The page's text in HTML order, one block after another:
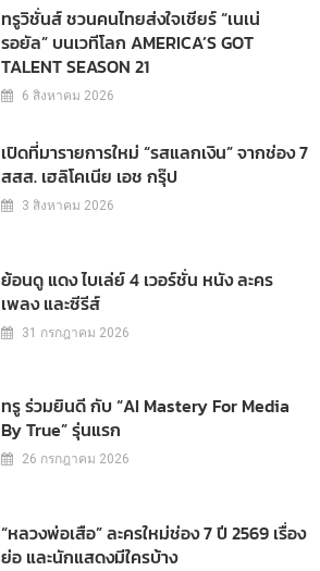
ทรูวิชั่นส์ ชวนคนไทยส่งใจเชียร์ “เนเน่
รอยัล” บนเวทีโลก AMERICA’S GOT
TALENT SEASON 21
6 สิงหาคม 2026
เปิดที่มารายการใหม่ “รสแลกเงิน” จากช่อง 7
สสส. เฮลิโคเนีย เอช กรุ๊ป
3 สิงหาคม 2026
ย้อนดู แดง ไบเล่ย์ 4 เวอร์ชั่น หนัง ละคร
เพลง และซีรีส์
31 กรกฎาคม 2026
ทรู ร่วมยินดี กับ “AI Mastery For Media
By True” รุ่นแรก
26 กรกฎาคม 2026
“หลวงพ่อเสือ” ละครใหม่ช่อง 7 ปี 2569 เรื่อง
ย่อ และนักแสดงมีใครบ้าง